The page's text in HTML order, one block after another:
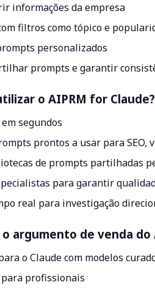
informações da empresa
filtros como tópico e
personalizados
prompts e garantir
o AIPRM for Claude?
segundos
prontos a usar para SEO,
de prompts partilhadas
para garantir
real para investigação
argumento de venda do
o Claude com modelos
profissionais